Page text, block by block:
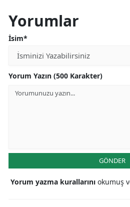
Yorumlar
İsim*
Yorum Yazın (500 Karakter)
GÖNDER
Yorum yazma kurallarını okumuş